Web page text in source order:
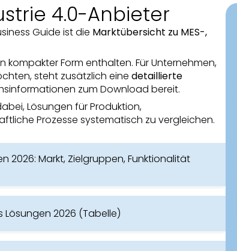
4.0-Anbieter
Guide ist die Marktübersicht zu MES-,
kompakter Form enthalten. Für Unternehmen,
steht zusätzlich eine detaillierte
zum Download bereit.
Lösungen für Produktion,
Prozesse systematisch zu vergleichen.
2026: Markt, Zielgruppen, Funktionalität
Lösungen 2026 (Tabelle)